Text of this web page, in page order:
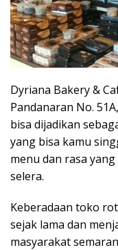
Dyriana Bakery &
Pandanaran No.
bisa dijadikan
yang bisa kamu
menu dan rasa
selera.
Keberadaan toko
sejak lama dan
masyarakat